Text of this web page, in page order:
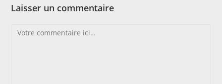
Laisser un commentaire